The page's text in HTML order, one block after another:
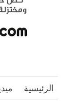
الرئيسية